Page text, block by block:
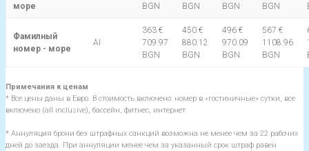
море
BGN
BGN
BGN
BGN
Фамилный
номер - море
AI
363 €
709.97
BGN
450 €
880.12
BGN
496 €
970.09
BGN
567 €
1108.96
BGN
Примечания к ценам
* Все цены даны в Евро. В стоимость включено: номер в «гостиничные» сутки, все
включено (all inclusive), бассейн, фитнес, интернет
* Аннуляция брони без штрафных санкций возможна не менее чем за 22 рабочих
дней до заезда. При аннуляции менее чем за указанный срок штраф равен